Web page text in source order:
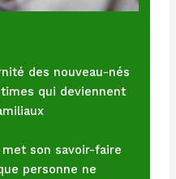
des nouveau-nés
qui deviennent
son savoir-faire
personne ne